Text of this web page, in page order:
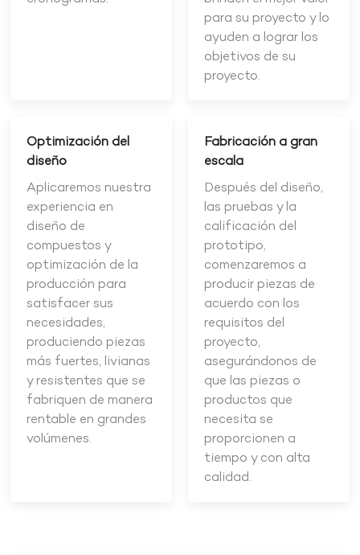
para su proyecto y lo
ayuden a lograr los
objetivos de su
proyecto.
Optimización del
diseño
Aplicaremos nuestra
experiencia en
diseño de
compuestos y
optimización de la
producción para
satisfacer sus
necesidades,
produciendo piezas
más fuertes, livianas
y resistentes que se
fabriquen de manera
rentable en grandes
volúmenes.
Fabricación a gran
escala
Después del diseño,
las pruebas y la
calificación del
prototipo,
comenzaremos a
producir piezas de
acuerdo con los
requisitos del
proyecto,
asegurándonos de
que las piezas o
productos que
necesita se
proporcionen a
tiempo y con alta
calidad.